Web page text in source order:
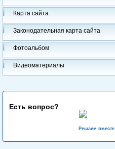
Карта сайта
Законодательная карта сайта
Фотоальбом
Видеоматериалы
Есть вопрос?
Решаем вместе